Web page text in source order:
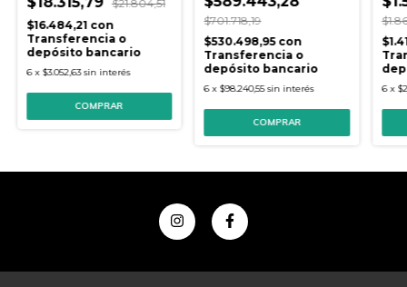
$21.804,51
$16.484,21 con
Transferencia o
depósito bancario
6 x $3.052,63 sin interés
$701.718,19
$530.498,95 con
Transferencia o
depósito bancario
6 x $98.240,55 sin interés
COMPRAR
6 x